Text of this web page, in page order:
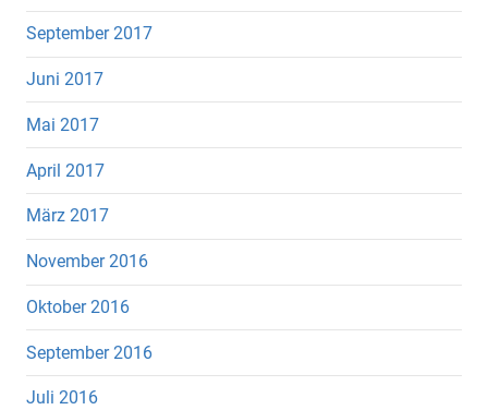
September 2017
Juni 2017
Mai 2017
April 2017
März 2017
November 2016
Oktober 2016
September 2016
Juli 2016